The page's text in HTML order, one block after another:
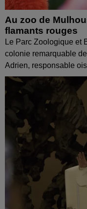
Au zoo de
flamants rouges
Le Parc Zoologique et
colonie remarquable
Adrien, responsable